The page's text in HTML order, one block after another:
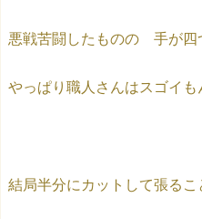
悪戦苦闘したものの 手が四
やっぱり職人さんはスゴイも
結局半分にカットして張るこ